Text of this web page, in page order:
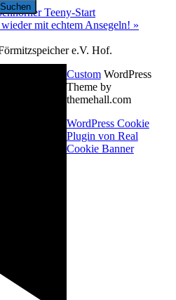
Teeny-Start
mit echtem Ansegeln! »
Suchen
e.V. Hof.
CustomWordPress
Theme by
themehall.com
WordPress Cookie
Plugin von Real
Cookie Banner